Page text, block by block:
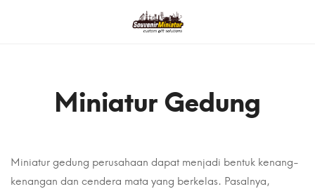
Miniatur Gedung
Miniatur gedung perusahaan dapat menjadi bentuk kenang-
kenangan dan cendera mata yang berkelas. Pasalnya,